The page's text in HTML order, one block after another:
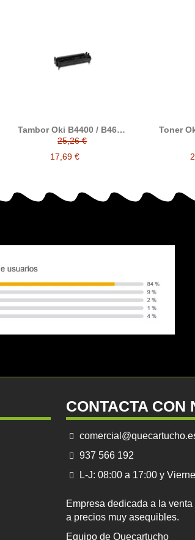
Tambor Oki B4400 / B4600
compatible alternativo a
OKI 43501902
25,26 €
17,69 €
Toner
CONTACTA CON
937 566 192
L-J: 08:00 a 17:00 y
Empresa dedicada a la
a precios muy asequibles.
Equipo de Quecartucho